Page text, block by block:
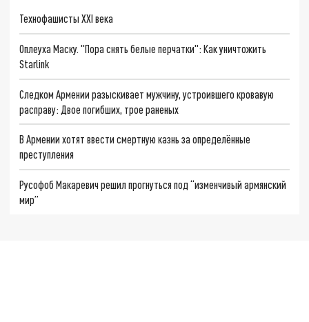
Технофашисты XXI века
Оплеуха Маску. "Пора снять белые перчатки": Как уничтожить
Starlink
Следком Армении разыскивает мужчину, устроившего кровавую
расправу: Двое погибших, трое раненых
В Армении хотят ввести смертную казнь за определённые
преступления
Русофоб Макаревич решил прогнуться под “изменчивый армянский
мир”